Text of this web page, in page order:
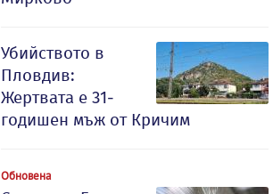
Убийството в
Пловдив:
Жертвата е 31-
годишен мъж от Кричим
Обновена